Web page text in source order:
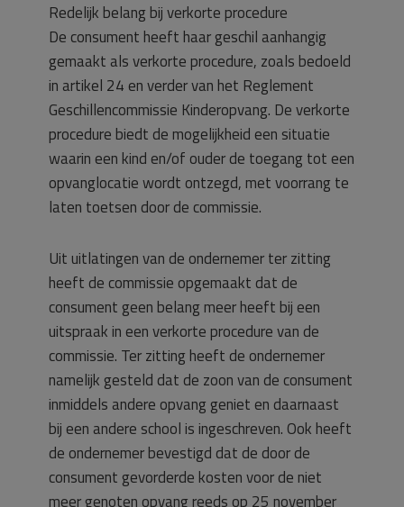
Redelijk belang bij verkorte procedure
De consument heeft haar geschil aanhangig
gemaakt als verkorte procedure, zoals bedoeld
in artikel 24 en verder van het Reglement
Geschillencommissie Kinderopvang. De verkorte
procedure biedt de mogelijkheid een situatie
waarin een kind en/of ouder de toegang tot een
opvanglocatie wordt ontzegd, met voorrang te
laten toetsen door de commissie.
Uit uitlatingen van de ondernemer ter zitting
heeft de commissie opgemaakt dat de
consument geen belang meer heeft bij een
uitspraak in een verkorte procedure van de
commissie. Ter zitting heeft de ondernemer
namelijk gesteld dat de zoon van de consument
inmiddels andere opvang geniet en daarnaast
bij een andere school is ingeschreven. Ook heeft
de ondernemer bevestigd dat de door de
consument gevorderde kosten voor de niet
meer genoten opvang reeds op 25 november